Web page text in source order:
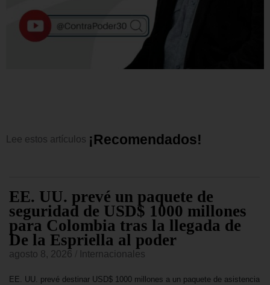
Lee estos artículos ¡Recomendados!
EE. UU. prevé un paquete de
seguridad de USD$ 1000 millones
para Colombia tras la llegada de
De la Espriella al poder
agosto 8, 2026 Internacionales
EE. UU. prevé destinar USD$ 1000 millones a un paquete de asistencia